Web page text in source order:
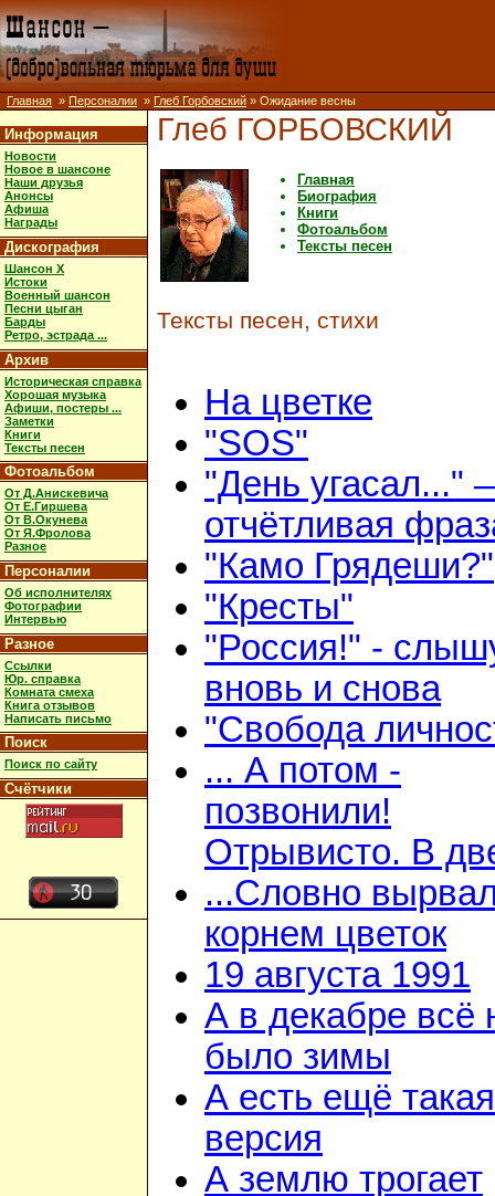
Главная » Персоналии » Глеб Горбовский » Ожидание весны
Информация
Новости
Новое в шансоне
Наши друзья
Анонсы
Афиша
Награды
Дискография
Шансон X
Истоки
Военный шансон
Песни цыган
Барды
Ретро, эстрада ...
Архив
Историческая справка
Хорошая музыка
Афиши, постеры ...
Заметки
Книги
Тексты песен
Фотоальбом
От Д.Анискевича
От Е.Гиршева
От В.Окунева
От Я.Фролова
Разное
Персоналии
Об исполнителях
Фотографии
Интервью
Разное
Ссылки
Юр. справка
Комната смеха
Книга отзывов
Написать письмо
Поиск
Поиск по сайту
Счётчики
Глеб ГОРБОВСКИЙ
Главная
Биография
Книги
Фотоальбом
Тексты песен
Тексты песен, стихи
На цветке
"SOS"
"День угасал..."
отчётливая
"Камо Грядеши?"
"Кресты"
"Россия!" -
вновь и снова
"Свобода
... А потом -
позвонили!
Отрывисто. В
...Словно
корнем цветок
19 августа 1991
А в декабре всё
было зимы
А есть ещё такая
версия
А землю трогает